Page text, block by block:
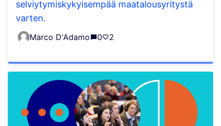
selviytymiskykyisempää maatalousyritystä
varten.
Marco D'Adamo 0 2